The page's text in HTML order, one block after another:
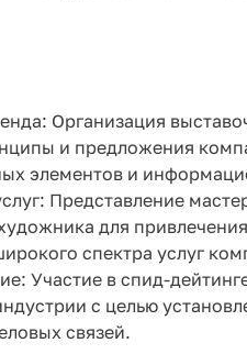
Организация
и предложения
элементов и
Представление
для
спектра услуг
Участие в спид-
с целью
связей.